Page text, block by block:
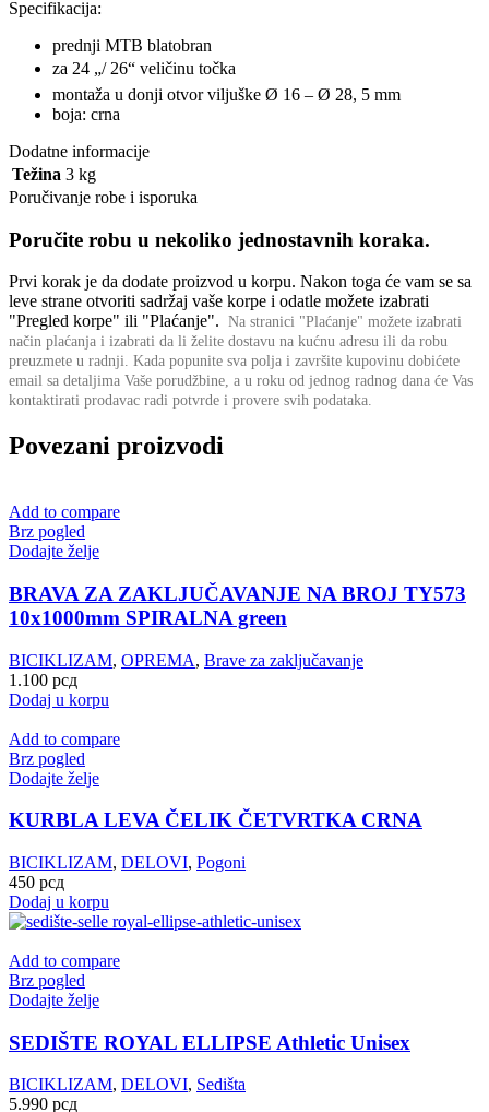
Specifikacija:
prednji MTB blatobran
za 24 „/ 26“ veličinu točka
montaža u donji otvor viljuške Ø 16 – Ø 28, 5 mm
boja: crna
Dodatne informacije
Težina 3 kg
Poručivanje robe i isporuka
Poručite robu u nekoliko jednostavnih koraka.
Prvi korak je da dodate proizvod u korpu. Nakon toga će vam se sa
leve strane otvoriti sadržaj vaše korpe i odatle možete izabrati
"Pregled korpe" ili "Plaćanje". Na stranici "Plaćanje" možete izabrati
način plaćanja i izabrati da li želite dostavu na kućnu adresu ili da robu
preuzmete u radnji. Kada popunite sva polja i završite kupovinu dobićete
email sa detaljima Vaše porudžbine, a u roku od jednog radnog dana će Vas
kontaktirati prodavac radi potvrde i provere svih podataka.
Povezani proizvodi
Add to compare
Brz pogled
Dodajte želje
BRAVA ZA ZAKLJUČAVANJE NA BROJ TY573
10x1000mm SPIRALNA green
BICIKLIZAM, OPREMA, Brave za zaključavanje
1.100 рсд
Dodaj u korpu
Add to compare
Brz pogled
Dodajte želje
KURBLA LEVA ČELIK ČETVRTKA CRNA
BICIKLIZAM, DELOVI, Pogoni
450 рсд
Dodaj u korpu
Add to compare
Brz pogled
Dodajte želje
SEDIŠTE ROYAL ELLIPSE Athletic Unisex
BICIKLIZAM, DELOVI, Sedišta
5.990 рсд